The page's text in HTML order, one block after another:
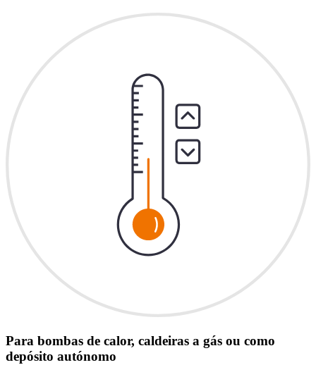
Para bombas de calor, caldeiras a gás ou como
depósito autónomo